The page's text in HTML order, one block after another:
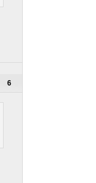
6